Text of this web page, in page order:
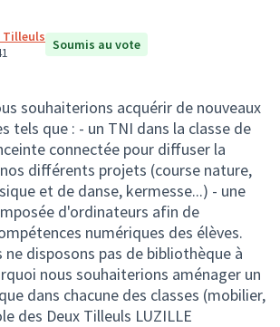
Tilleuls Soumis au vote
souhaiterions acquérir de nouveaux
tels que : - un TNI dans la classe de
connectée pour diffuser la
différents projets (course nature,
et de danse, kermesse...) - une
d'ordinateurs afin de
numériques des élèves.
ne disposons pas de bibliothèque à
nous souhaiterions aménager un
dans chacune des classes (mobilier,
des Deux Tilleuls LUZILLE